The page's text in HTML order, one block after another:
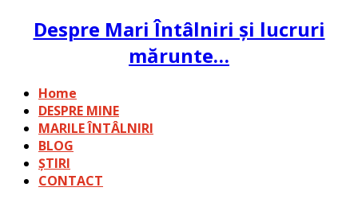
Despre Mari Întâlniri și lucruri
mărunte…
Home
DESPRE MINE
MARILE ÎNTÂLNIRI
BLOG
ȘTIRI
CONTACT